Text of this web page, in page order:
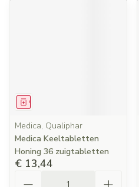
Geneesmiddel
Medica, Qualiphar
Medica Keeltabletten
Honing 36 zuigtabletten
€ 13,44